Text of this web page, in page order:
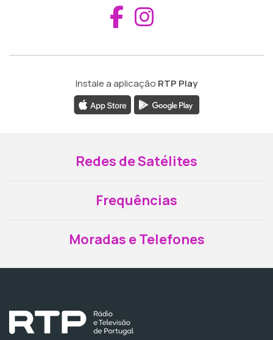
Aceder ao
Instale a aplicação RTP Play
Redes de Satélites
Frequências
Moradas e Telefones